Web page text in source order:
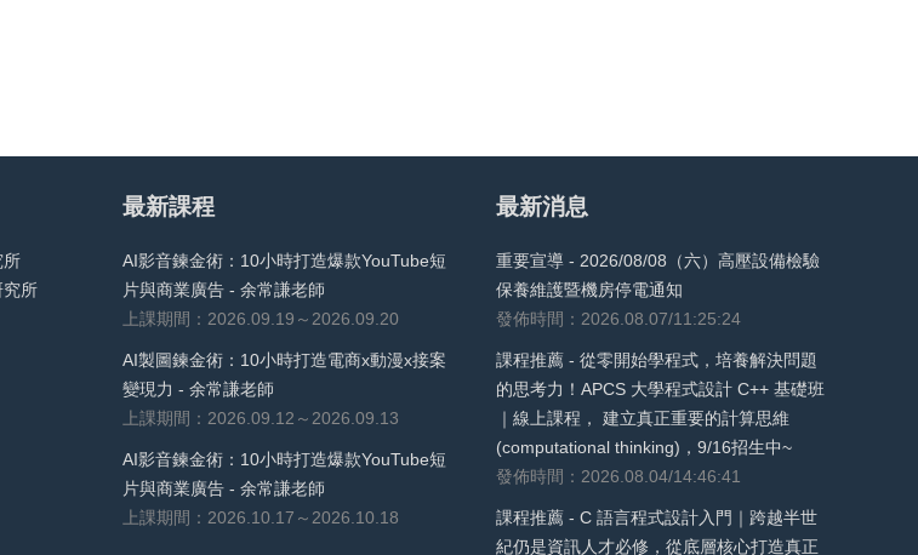
所
究所
最新課程
AI影音鍊金術：10小時打造爆款YouTube短
片與商業廣告 - 余常謙老師
上課期間：2026.09.19～2026.09.20
AI製圖鍊金術：10小時打造電商x動漫x接案
變現力 - 余常謙老師
上課期間：2026.09.12～2026.09.13
AI影音鍊金術：10小時打造爆款YouTube短
片與商業廣告 - 余常謙老師
上課期間：2026.10.17～2026.10.18
最新消息
重要宣導 - 2026/08/08（六）高壓設備檢驗
保養維護暨機房停電通知
發佈時間：2026.08.07/11:25:24
課程推薦 - 從零開始學程式，培養解決問題
的思考力！APCS 大學程式設計 C++ 基礎班
｜線上課程， 建立真正重要的計算思維
(computational thinking)，9/16招生中~
發佈時間：2026.08.04/14:46:41
課程推薦 - C 語言程式設計入門｜跨越半世
紀仍是資訊人才必修，從底層核心打造真正